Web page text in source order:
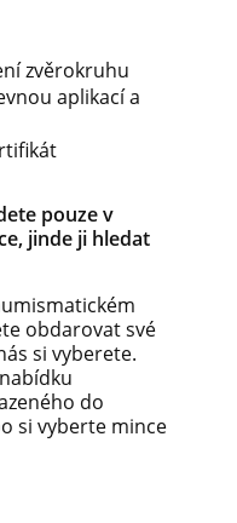
zvěrokruhu
aplikací a
pouze v
jinde ji hledat
obdarovat své
si vyberete.
do
si vyberte mince